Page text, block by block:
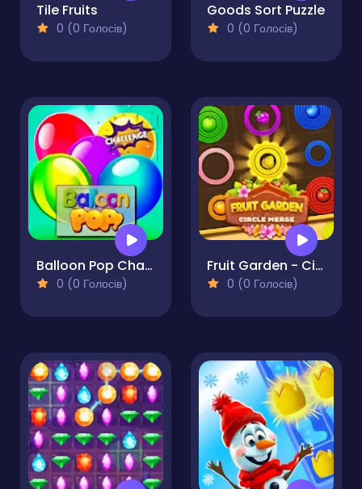
Tile Fruits
0 (0 Голосів)
Goods Sort Puzzle
0 (0 Голосів)
Balloon Pop Challenge
0 (0 Голосів)
Fruit Garden - Circle Merge
0 (0 Голосів)